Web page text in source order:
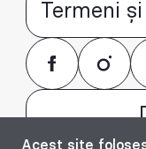
Acest site
Termeni